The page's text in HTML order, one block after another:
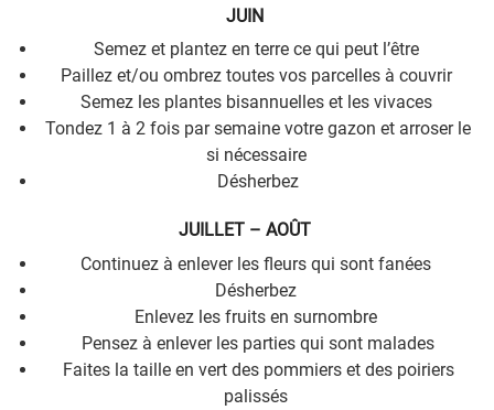
JUIN
Semez et plantez en terre ce qui peut l’être
Paillez et/ou ombrez toutes vos parcelles à couvrir
Semez les plantes bisannuelles et les vivaces
Tondez 1 à 2 fois par semaine votre gazon et arroser le
si nécessaire
Désherbez
JUILLET – AOÛT
Continuez à enlever les fleurs qui sont fanées
Désherbez
Enlevez les fruits en surnombre
Pensez à enlever les parties qui sont malades
Faites la taille en vert des pommiers et des poiriers
palissés